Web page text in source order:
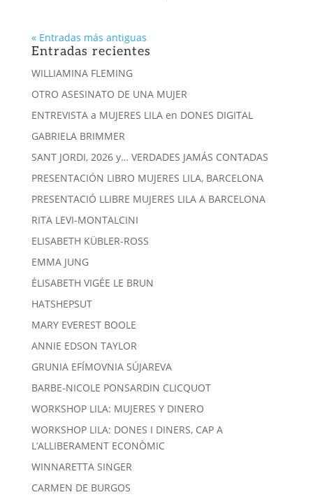
« Entradas más antiguas
Entradas recientes
WILLIAMINA FLEMING
OTRO ASESINATO DE UNA MUJER
ENTREVISTA a MUJERES LILA en DONES DIGITAL
GABRIELA BRIMMER
SANT JORDI, 2026 y… VERDADES JAMÁS CONTADAS
PRESENTACIÓN LIBRO MUJERES LILA, BARCELONA
PRESENTACIÓ LLIBRE MUJERES LILA A BARCELONA
RITA LEVI-MONTALCINI
ELISABETH KÜBLER-ROSS
EMMA JUNG
ÉLISABETH VIGÉE LE BRUN
HATSHEPSUT
MARY EVEREST BOOLE
ANNIE EDSON TAYLOR
GRUNIA EFÍMOVNIA SÚJAREVA
BARBE-NICOLE PONSARDIN CLICQUOT
WORKSHOP LILA: MUJERES Y DINERO
WORKSHOP LILA: DONES I DINERS, CAP A
L’ALLIBERAMENT ECONÒMIC
WINNARETTA SINGER
CARMEN DE BURGOS